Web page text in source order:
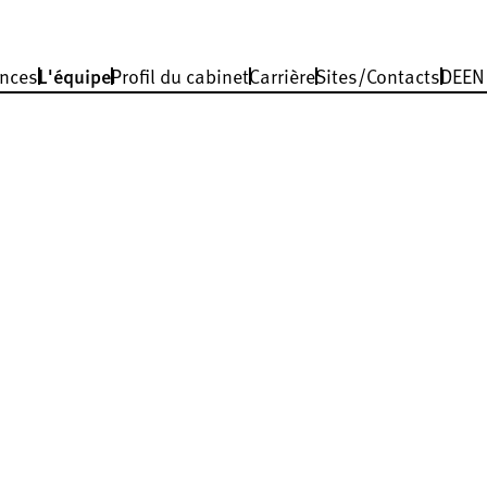
L'équipeProfil du cabinetCarrièreSites/ContactsDEEN